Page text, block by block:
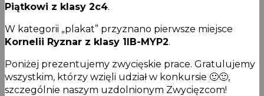
Piątkowi z klasy 2c4.
W kategorii „plakat” przyznano pierwsze miejsce
Kornelii Ryznar z klasy 1IB-MYP2.
Poniżej prezentujemy zwycięskie prace. Gratulujemy
wszystkim, którzy wzięli udział w konkursie 🙂🙂,
szczególnie naszym uzdolnionym Zwycięzcom!